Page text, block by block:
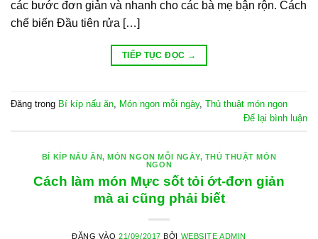
các bước đơn giản và nhanh cho các bà mẹ bận rộn. Cách
chế biến Đầu tiên rửa […]
TIẾP TỤC ĐỌC →
Đăng trong Bí kíp nấu ăn Món ngon mỗi ngày, Thủ thuật món ngon
Để lại bình luận
BÍ KÍP NẤU ĂN, MÓN NGON MỖI NGÀY, THỦ THUẬT MÓN
NGON
Cách làm món Mực sốt tỏi ớt-đơn giản
mà ai cũng phải biết
ĐĂNG VÀO21/09/2017 BỞI WEBSITE ADMIN